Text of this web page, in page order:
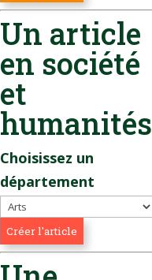
Un article
en société
et
humanités
Choisissez un
département